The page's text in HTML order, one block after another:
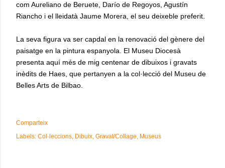
com Aureliano de Beruete, Darío de Regoyos, Agustín
Riancho i el lleidatà Jaume Morera, el seu deixeble preferit.
La seva figura va ser capdal en la renovació del gènere del
paisatge en la pintura espanyola. El Museu Diocesà
presenta aquí més de mig centenar de dibuixos i gravats
inèdits de Haes, que pertanyen a la col·lecció del Museu de
Belles Arts de Bilbao.
Comparteix
Labels: Col·leccions Dibuix Gravat/Collage Museus